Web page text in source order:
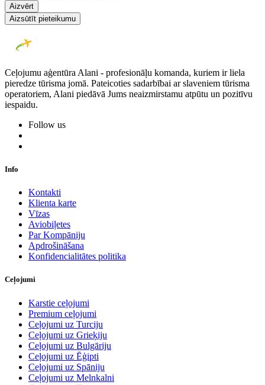
Aizvērt
Aizsūtīt pieteikumu
Ceļojumu aģentūra Alani - profesionāļu komanda, kuriem ir liela
pieredze tūrisma jomā. Pateicoties sadarbībai ar slaveniem tūrisma
operatoriem, Alani piedāvā Jums neaizmirstamu atpūtu un pozitīvu
iespaidu.
Follow us
Info
Kontakti
Klienta karte
Vīzas
Aviobiļetes
Par Kompāniju
Apdrošināšana
Konfidencialitātes politika
Ceļojumi
Karstie ceļojumi
Premium ceļojumi
Ceļojumi uz Turciju
Ceļojumi uz Grieķiju
Ceļojumi uz Bulgāriju
Ceļojumi uz Ēģipti
Ceļojumi uz Spāniju
Ceļojumi uz Melnkalni